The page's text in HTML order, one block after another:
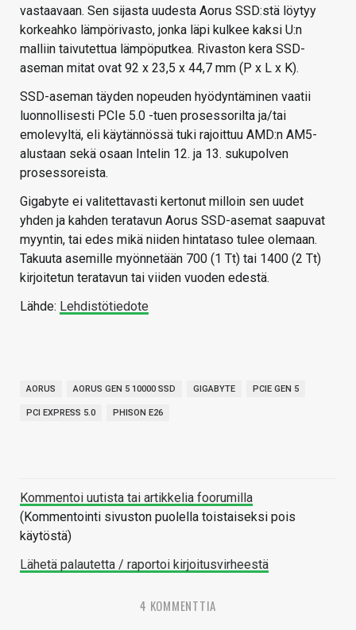
vastaavaan. Sen sijasta uudesta Aorus SSD:stä löytyy
korkeahko lämpörivasto, jonka läpi kulkee kaksi U:n
malliin taivutettua lämpöputkea. Rivaston kera SSD-
aseman mitat ovat 92 x 23,5 x 44,7 mm (P x L x K).
SSD-aseman täyden nopeuden hyödyntäminen vaatii
luonnollisesti PCIe 5.0 -tuen prosessorilta ja/tai
emolevyltä, eli käytännössä tuki rajoittuu AMD:n AM5-
alustaan sekä osaan Intelin 12. ja 13. sukupolven
prosessoreista.
Gigabyte ei valitettavasti kertonut milloin sen uudet
yhden ja kahden teratavun Aorus SSD-asemat saapuvat
myyntin, tai edes mikä niiden hintataso tulee olemaan.
Takuuta asemille myönnetään 700 (1 Tt) tai 1400 (2 Tt)
kirjoitetun teratavun tai viiden vuoden edestä.
Lähde: Lehdistötiedote
AORUS AORUS GEN 5 10000 SSD GIGABYTE PCIE GEN 5
PCI EXPRESS 5.0 PHISON E26
Kommentoi uutista tai artikkelia foorumilla
(Kommentointi sivuston puolella toistaiseksi pois
käytöstä)
Lähetä palautetta / raportoi kirjoitusvirheestä
4 KOMMENTTIA